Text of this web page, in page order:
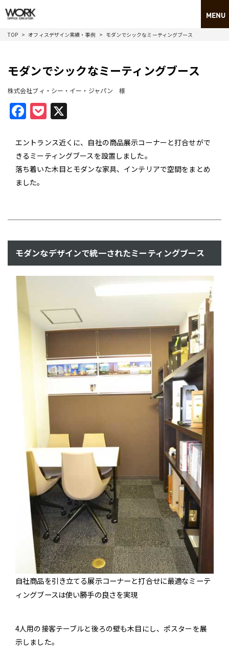
TOP オフィスデザイン実績・事例 モダンでシックなミーティングブース
モダンでシックなミーティングブース
株式会社ブィ・シー・イー・ジャパン 様
Facebook
Pocket
エントランス近くに、自社の商品展示コーナーと打合せがで
きるミーティングブースを設置しました。
落ち着いた木目とモダンな家具、インテリアで空間をまとめ
ました。
モダンなデザインで統一されたミーティングブース
自社商品を引き立てる展示コーナーと打合せに最適なミーテ
ィングブースは使い勝手の良さを実現
4人用の接客テーブルと後ろの壁も木目にし、ポスターを展
示しました。